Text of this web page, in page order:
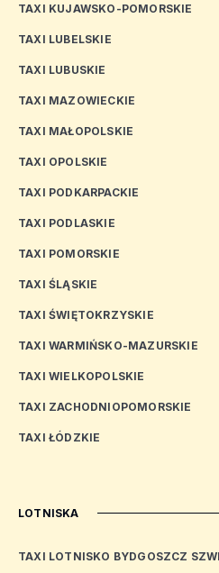
TAXI KUJAWSKO-POMORSKIE
TAXI LUBELSKIE
TAXI LUBUSKIE
TAXI MAZOWIECKIE
TAXI MAŁOPOLSKIE
TAXI OPOLSKIE
TAXI PODKARPACKIE
TAXI PODLASKIE
TAXI POMORSKIE
TAXI ŚLĄSKIE
TAXI ŚWIĘTOKRZYSKIE
TAXI WARMIŃSKO-MAZURSKIE
TAXI WIELKOPOLSKIE
TAXI ZACHODNIOPOMORSKIE
TAXI ŁÓDZKIE
LOTNISKA
TAXI LOTNISKO BYDGOSZCZ